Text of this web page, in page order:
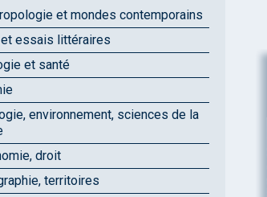
et mondes contemporains
essais littéraires
et santé
environnement, sciences de la
droit
territoires